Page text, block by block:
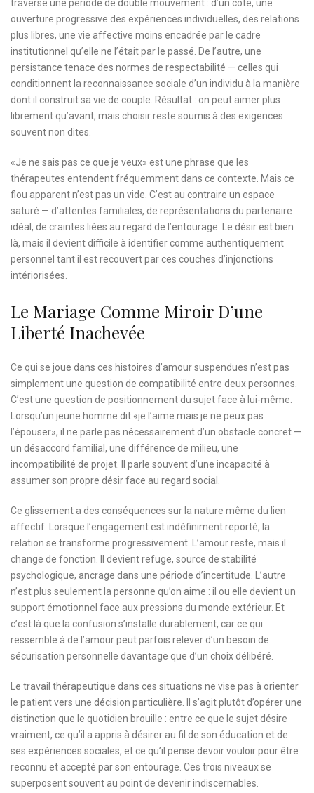
traverse une période de double mouvement : d’un côté, une
ouverture progressive des expériences individuelles, des relations
plus libres, une vie affective moins encadrée par le cadre
institutionnel qu’elle ne l’était par le passé. De l’autre, une
persistance tenace des normes de respectabilité — celles qui
conditionnent la reconnaissance sociale d’un individu à la manière
dont il construit sa vie de couple. Résultat : on peut aimer plus
librement qu’avant, mais choisir reste soumis à des exigences
souvent non dites.
«Je ne sais pas ce que je veux» est une phrase que les
thérapeutes entendent fréquemment dans ce contexte. Mais ce
flou apparent n’est pas un vide. C’est au contraire un espace
saturé — d’attentes familiales, de représentations du partenaire
idéal, de craintes liées au regard de l’entourage. Le désir est bien
là, mais il devient difficile à identifier comme authentiquement
personnel tant il est recouvert par ces couches d’injonctions
intériorisées.
Le Mariage Comme Miroir D’une
Liberté Inachevée
Ce qui se joue dans ces histoires d’amour suspendues n’est pas
simplement une question de compatibilité entre deux personnes.
C’est une question de positionnement du sujet face à lui-même.
Lorsqu’un jeune homme dit «je l’aime mais je ne peux pas
l’épouser», il ne parle pas nécessairement d’un obstacle concret —
un désaccord familial, une différence de milieu, une
incompatibilité de projet. Il parle souvent d’une incapacité à
assumer son propre désir face au regard social.
Ce glissement a des conséquences sur la nature même du lien
affectif. Lorsque l’engagement est indéfiniment reporté, la
relation se transforme progressivement. L’amour reste, mais il
change de fonction. Il devient refuge, source de stabilité
psychologique, ancrage dans une période d’incertitude. L’autre
n’est plus seulement la personne qu’on aime : il ou elle devient un
support émotionnel face aux pressions du monde extérieur. Et
c’est là que la confusion s’installe durablement, car ce qui
ressemble à de l’amour peut parfois relever d’un besoin de
sécurisation personnelle davantage que d’un choix délibéré.
Le travail thérapeutique dans ces situations ne vise pas à orienter
le patient vers une décision particulière. Il s’agit plutôt d’opérer une
distinction que le quotidien brouille : entre ce que le sujet désire
vraiment, ce qu’il a appris à désirer au fil de son éducation et de
ses expériences sociales, et ce qu’il pense devoir vouloir pour être
reconnu et accepté par son entourage. Ces trois niveaux se
superposent souvent au point de devenir indiscernables.